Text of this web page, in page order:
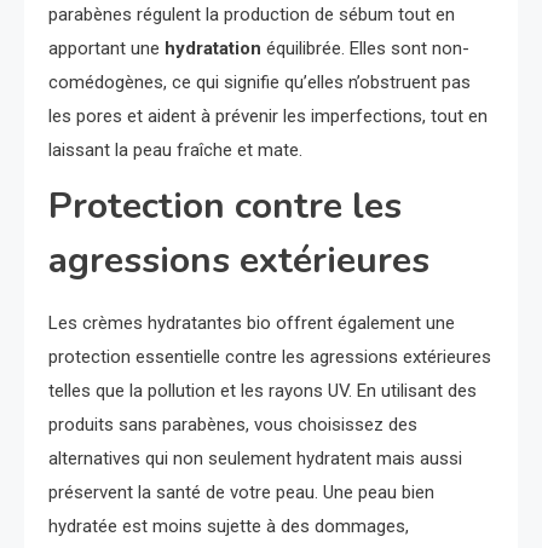
parabènes régulent la production de sébum tout en
apportant une hydratation équilibrée. Elles sont non-
comédogènes, ce qui signifie qu’elles n’obstruent pas
les pores et aident à prévenir les imperfections, tout en
laissant la peau fraîche et mate.
Protection contre les
agressions extérieures
Les crèmes hydratantes bio offrent également une
protection essentielle contre les agressions extérieures
telles que la pollution et les rayons UV. En utilisant des
produits sans parabènes, vous choisissez des
alternatives qui non seulement hydratent mais aussi
préservent la santé de votre peau. Une peau bien
hydratée est moins sujette à des dommages,